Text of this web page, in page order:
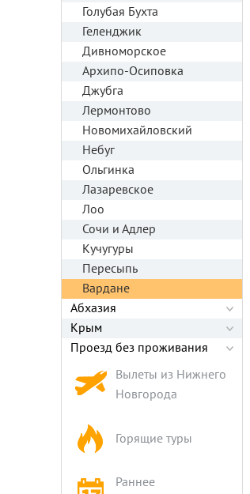
Голубая Бухта
Геленджик
Дивноморское
Архипо-Осиповка
Джубга
Лермонтово
Новомихайловский
Небуг
Ольгинка
Лазаревское
Лоо
Сочи и Адлер
Кучугуры
Пересыпь
Вардане
Абхазия
Крым
Проезд без проживания
Вылеты из Нижнего
Новгорода
Горящие туры
Раннее